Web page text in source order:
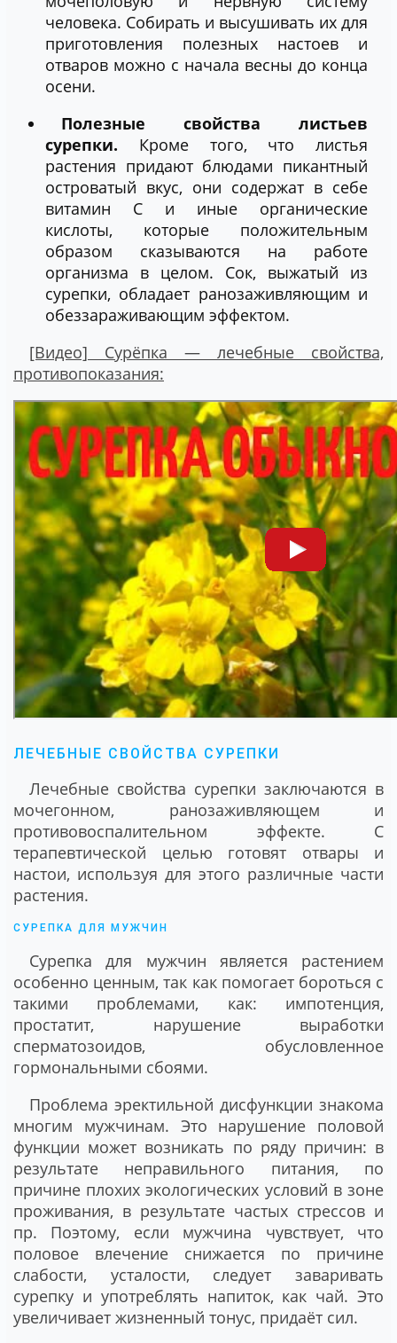
человека. Собирать и высушивать их для
приготовления полезных настоев и
отваров можно с начала весны до конца
осени.
Полезные свойства листьев
сурепки. Кроме того, что листья
растения придают блюдами пикантный
островатый вкус, они содержат в себе
витамин С и иные органические
кислоты, которые положительным
образом сказываются на работе
организма в целом. Сок, выжатый из
сурепки, обладает ранозаживляющим и
обеззараживающим эффектом.
[Видео] Сурёпка — лечебные свойства,
противопоказания:
ЛЕЧЕБНЫЕ СВОЙСТВА СУРЕПКИ
Лечебные свойства сурепки заключаются в
мочегонном, ранозаживляющем и
противовоспалительном эффекте. С
терапевтической целью готовят отвары и
настои, используя для этого различные части
растения.
СУРЕПКА ДЛЯ МУЖЧИН
Сурепка для мужчин является растением
особенно ценным, так как помогает бороться с
такими проблемами, как: импотенция,
простатит, нарушение выработки
сперматозоидов, обусловленное
гормональными сбоями.
Проблема эректильной дисфункции знакома
многим мужчинам. Это нарушение половой
функции может возникать по ряду причин: в
результате неправильного питания, по
причине плохих экологических условий в зоне
проживания, в результате частых стрессов и
пр. Поэтому, если мужчина чувствует, что
половое влечение снижается по причине
слабости, усталости, следует заваривать
сурепку и употреблять напиток, как чай. Это
увеличивает жизненный тонус, придаёт сил.